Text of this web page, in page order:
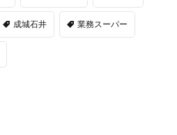
成城石井 業務スーパー